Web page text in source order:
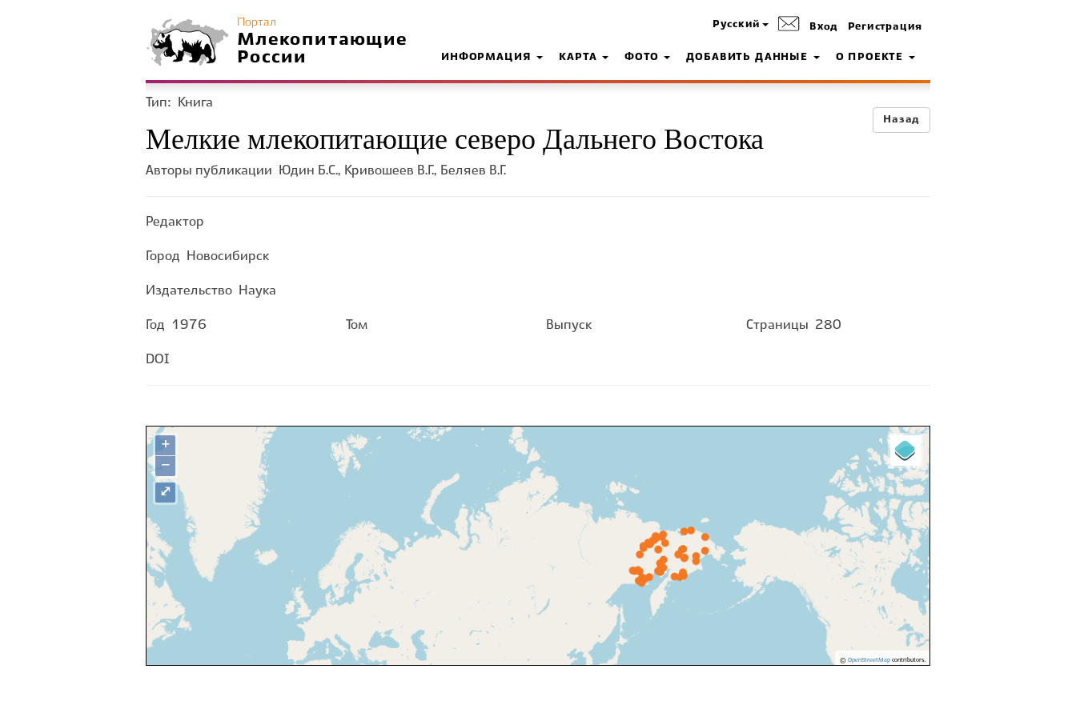
Портал
Млекопитающие
России
Русский Вход Регистрация
ИНФОРМАЦИЯ КАРТА ФОТО ДОБАВИТЬ ДАННЫЕ О ПРОЕКТЕ
Назад
Тип: Книга
Мелкие млекопитающие северо Дальнего Востока
Авторы публикации Юдин Б.С., Кривошеев В.Г., Беляев В.Г.
Редактор
Город Новосибирск
Издательство Наука
Год 1976 Том Выпуск Страницы 280
DOI
+
−
© OpenStreetMapcontributors.
⤢